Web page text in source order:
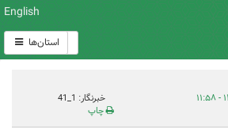
English
استان‌ها
خبرنگار: 1_41
چاپ